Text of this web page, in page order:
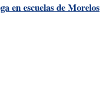
en escuelas de Morelos